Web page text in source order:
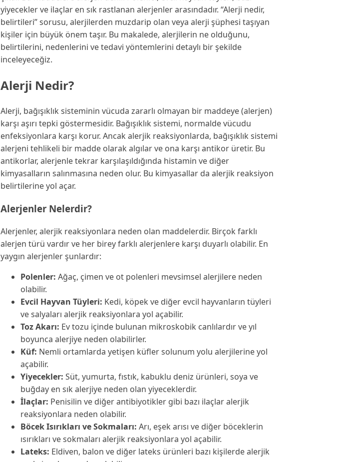
yiyecekler ve ilaçlar en sık rastlanan alerjenler arasındadır. “Alerji nedir,
belirtileri” sorusu, alerjilerden muzdarip olan veya alerji şüphesi taşıyan
kişiler için büyük önem taşır. Bu makalede, alerjilerin ne olduğunu,
belirtilerini, nedenlerini ve tedavi yöntemlerini detaylı bir şekilde
inceleyeceğiz.
Alerji Nedir?
Alerji, bağışıklık sisteminin vücuda zararlı olmayan bir maddeye (alerjen)
karşı aşırı tepki göstermesidir. Bağışıklık sistemi, normalde vücudu
enfeksiyonlara karşı korur. Ancak alerjik reaksiyonlarda, bağışıklık sistemi
alerjeni tehlikeli bir madde olarak algılar ve ona karşı antikor üretir. Bu
antikorlar, alerjenle tekrar karşılaşıldığında histamin ve diğer
kimyasalların salınmasına neden olur. Bu kimyasallar da alerjik reaksiyon
belirtilerine yol açar.
Alerjenler Nelerdir?
Alerjenler, alerjik reaksiyonlara neden olan maddelerdir. Birçok farklı
alerjen türü vardır ve her birey farklı alerjenlere karşı duyarlı olabilir. En
yaygın alerjenler şunlardır:
Polenler: Ağaç, çimen ve ot polenleri mevsimsel alerjilere neden
olabilir.
Evcil Hayvan Tüyleri: Kedi, köpek ve diğer evcil hayvanların tüyleri
ve salyaları alerjik reaksiyonlara yol açabilir.
Toz Akarı: Ev tozu içinde bulunan mikroskobik canlılardır ve yıl
boyunca alerjiye neden olabilirler.
Küf: Nemli ortamlarda yetişen küfler solunum yolu alerjilerine yol
açabilir.
Yiyecekler: Süt, yumurta, fıstık, kabuklu deniz ürünleri, soya ve
buğday en sık alerjiye neden olan yiyeceklerdir.
İlaçlar: Penisilin ve diğer antibiyotikler gibi bazı ilaçlar alerjik
reaksiyonlara neden olabilir.
Böcek Isırıkları ve Sokmaları: Arı, eşek arısı ve diğer böceklerin
ısırıkları ve sokmaları alerjik reaksiyonlara yol açabilir.
Lateks: Eldiven, balon ve diğer lateks ürünleri bazı kişilerde alerjik